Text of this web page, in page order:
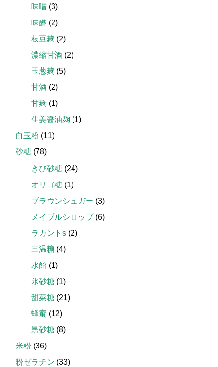
味噌 (3)
味醂 (2)
枝豆麹 (2)
濃縮甘酒 (2)
玉葱麹 (5)
甘酒 (2)
甘麹 (1)
生姜醤油麹 (1)
白玉粉 (11)
砂糖 (78)
きび砂糖 (24)
オリゴ糖 (1)
ブラウンシュガー (3)
メイプルシロップ(6)
ラカントs (2)
三温糖 (4)
水飴 (1)
氷砂糖 (1)
甜菜糖 (21)
蜂蜜 (12)
黒砂糖 (8)
米粉 (36)
粉ゼラチン (33)